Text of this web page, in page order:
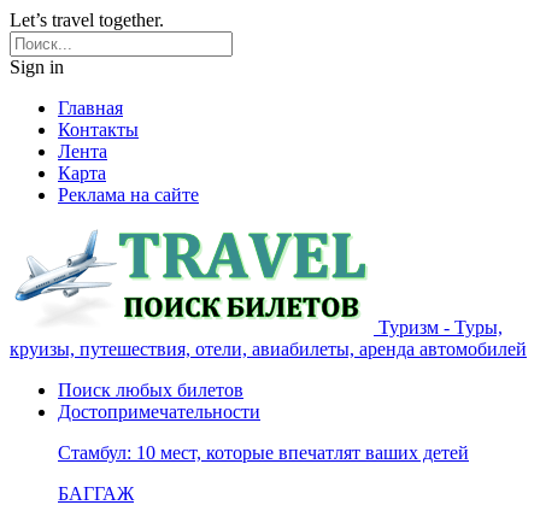
Let’s travel together.
Sign in
Главная
Контакты
Лента
Карта
Реклама на сайте
Туризм - Туры,
круизы, путешествия, отели, авиабилеты, аренда автомобилей
Поиск любых билетов
Достопримечательности
Стамбул: 10 мест, которые впечатлят ваших детей
БАГГАЖ